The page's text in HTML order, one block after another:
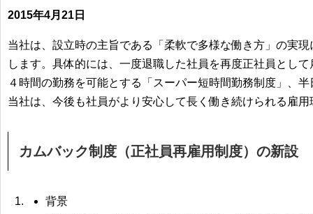
2015年4月21日
当社は、設立時の主旨である「柔軟で多様な働き方」の実
します。具体的には、一度退職した社員を再度正社員とし
４時間の勤務を可能とする「スーパー短時間勤務制度」、
当社は、今後も社員がより安心して長く働き続けられる雇
カムバック制度（正社員再雇用制度）の新設
背景